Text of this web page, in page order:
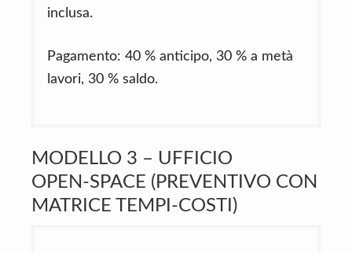
inclusa.
Pagamento: 40 % anticipo, 30 % a metà
lavori, 30 % saldo.
MODELLO 3 – UFFICIO
OPEN‑SPACE (PREVENTIVO CON
MATRICE TEMPI-COSTI)